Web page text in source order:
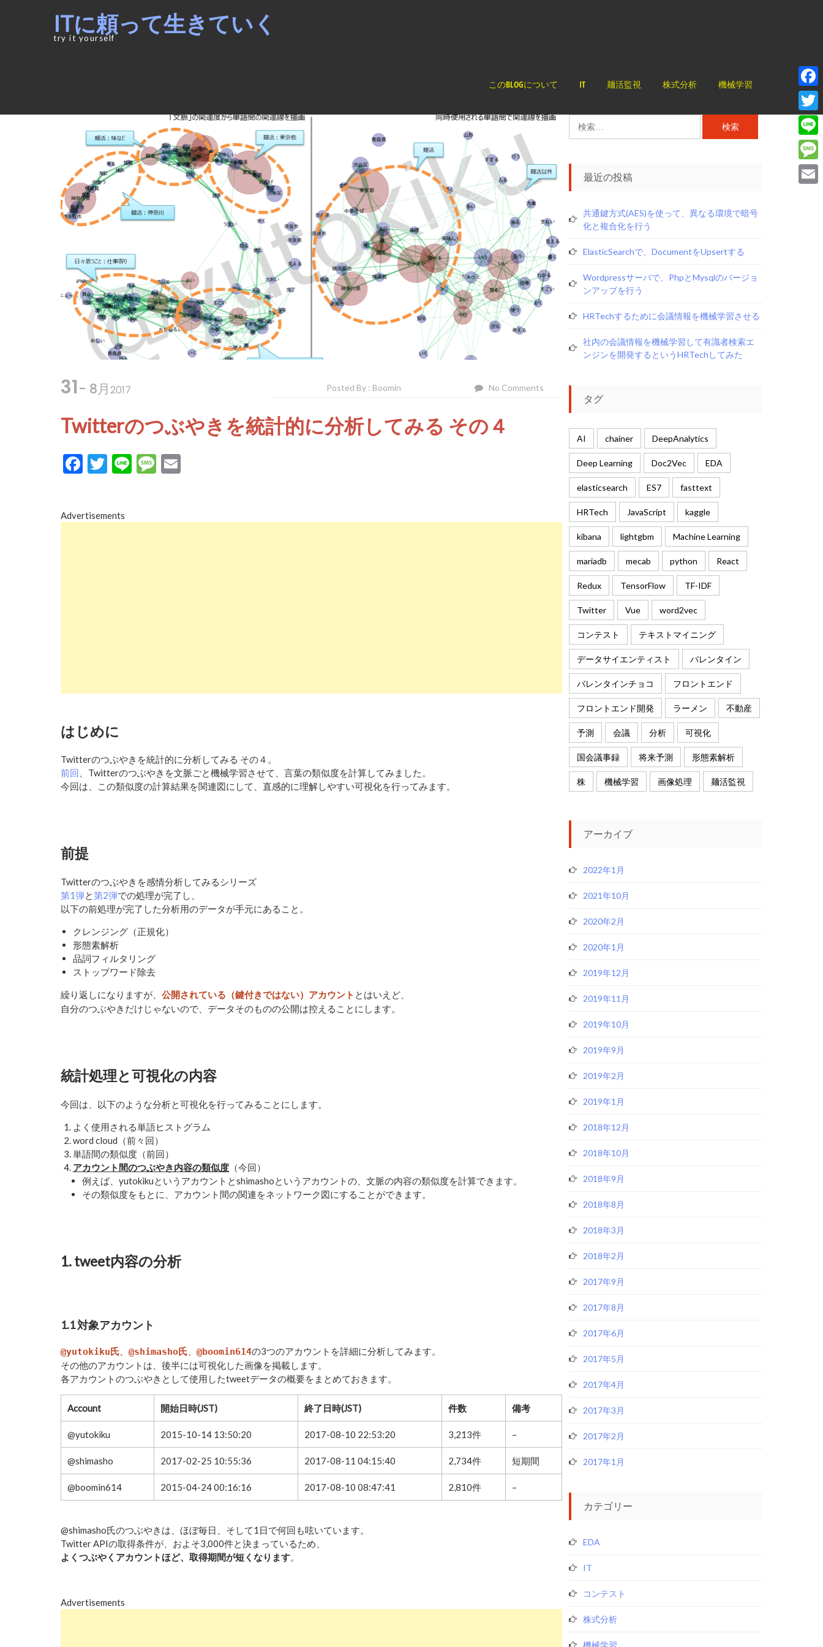
ITに頼って生きていく
try it yourself
このBLOGについて IT 麺活監視 株式分析 機械学習
31- 8月2017 Posted By : Boomin No Comments
Twitterのつぶやきを統計的に分析してみる その４
Facebook
Twitter
LineMessage
Email
Advertisements
はじめに
Twitterのつぶやきを統計的に分析してみる その４。
前回 、Twitterのつぶやきを文脈ごと機械学習させて、言葉の類似度を計算してみました。
今回は、この類似度の計算結果を関連図にして、直感的に理解しやすい可視化を行ってみます。
前提
Twitterのつぶやきを感情分析してみるシリーズ
第1弾と第2弾での処理が完了し、
以下の前処理が完了した分析用のデータが手元にあること。
クレンジング（正規化）
形態素解析
品詞フィルタリング
ストップワード除去
繰り返しになりますが、 公開されている（鍵付きではない）アカウント とはいえど、
自分のつぶやきだけじゃないので、データそのものの公開は控えることにします。
統計処理と可視化の内容
今回は、以下のような分析と可視化を行ってみることにします。
よく使用される単語ヒストグラム
word cloud（前々回）
単語間の類似度（前回）
アカウント間のつぶやき内容の類似度（今回）
例えば、yutokikuというアカウントとshimashoというアカウントの、文脈の内容の類似度を計算できます。
その類似度をもとに、アカウント間の関連をネットワーク図にすることができます。
1. tweet内容の分析
1.1 対象アカウント
@yutokiku氏、 @shimasho氏、 @boomin614の3つのアカウントを詳細に分析してみます。
その他のアカウントは、後半には可視化した画像を掲載します。
各アカウントのつぶやきとして使用したtweetデータの概要をまとめておきます。
Account 開始日時(JST) 終了日時(JST) 件数 備考
@yutokiku 2015-10-14 13:50:20 2017-08-10 22:53:20 3,213件 –
@shimasho 2017-02-25 10:55:36 2017-08-11 04:15:40 2,734件 短期間
@boomin614 2015-04-24 00:16:16 2017-08-10 08:47:41 2,810件 –
@shimasho氏のつぶやきは、ほぼ毎日、そして1日で何回も呟いています。
Twitter APIの取得条件が、およそ3,000件と決まっているため、
よくつぶやくアカウントほど、取得期間が短くなります。
Advertisements
索:
最近の投稿
共通鍵方式(AES)を使って、異なる環境で暗号
化と複合化を行う
ElasticSearchで、documentをupsertする
Wordpressサーバで、phpとmysqlのバージョ
ンアップを行う
HRTechするために会議情報を機械学習させる
社内の会議情報を機械学習して有識者検索エ
ンジンを開発するというHRTechしてみた
タグ
AI chainer DeepAnalytics
Deep Learning Doc2Vec EDA
elasticsearch ES7 fasttext
HRTech JavaScript kaggle
kibana lightgbm Machine Learning
mariadb mecab python React
Redux TensorFlow TF-IDF
Twitter Vue word2vec
コンテスト テキストマイニング
データサイエンティスト バレンタイン
バレンタインチョコ フロントエンド
フロントエンド開発 ラーメン 不動産
予測 会議 分析 可視化
国会議事録 将来予測 形態素解析
株 機械学習 画像処理 麺活監視
アーカイブ
2022年1月
2021年10月
2020年2月
2020年1月
2019年12月
2019年11月
2019年10月
2019年9月
2019年2月
2019年1月
2018年12月
2018年10月
2018年9月
2018年8月
2018年3月
2018年2月
2017年9月
2017年8月
2017年6月
2017年5月
2017年4月
2017年3月
2017年2月
2017年1月
カテゴリー
EDA
IT
コンテスト
株式分析
機械学習
Line